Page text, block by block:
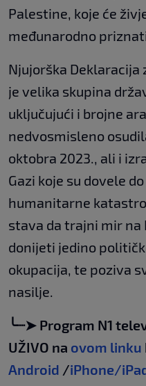
Palestine, koje će
međunarodno
Njujorška Deklaracija
je velika skupina
uključujući i brojne
nedvosmisleno
oktobra 2023., ali i
Gazi koje su dovele
humanitarne
stava da trajni mir na
donijeti jedino
okupacija, te poziva
nasilje.
╰┈➤ Program N1
UŽIVO na ovom linku
Android /iPhone/